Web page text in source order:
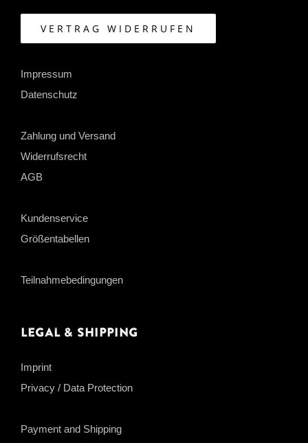
VERTRAG WIDERRUFEN
Impressum
Datenschutz
Zahlung und Versand
Widerrufsrecht
AGB
Kundenservice
Größentabellen
Teilnahmebedingungen
Legal & Shipping
Imprint
Privacy / Data Protection
Payment and Shipping